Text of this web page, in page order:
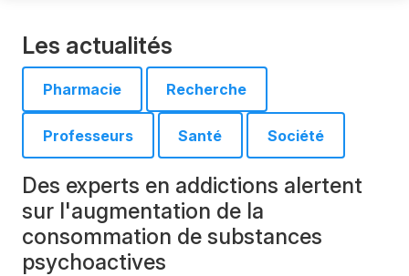
Les actualités
Pharmacie Recherche
Professeurs Santé Société
Des experts en addictions alertent
sur l'augmentation de la
consommation de substances
psychoactives